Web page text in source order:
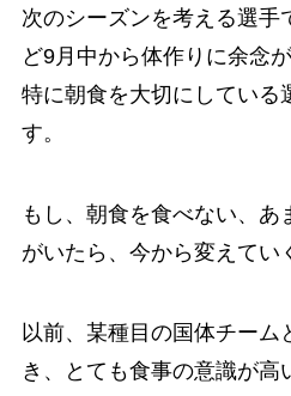
次のシーズンを考える選手
ど9月中から体作りに余念
特に朝食を大切にしている
す。
もし、朝食を食べない、あ
がいたら、今から変えてい
以前、某種目の国体チーム
き、とても食事の意識が高